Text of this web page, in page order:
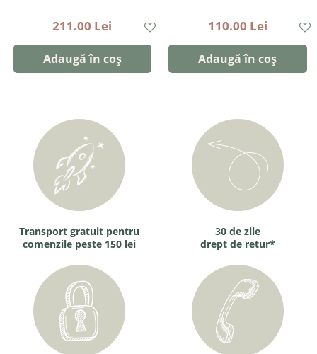
211.00 Lei
Adaugă în coș
110.00 Lei
Adaugă în coș
Transport gratuit pentru
comenzile peste 150 lei
30 de zile
drept de retur*